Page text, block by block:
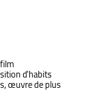
d'habits
œuvre de plus